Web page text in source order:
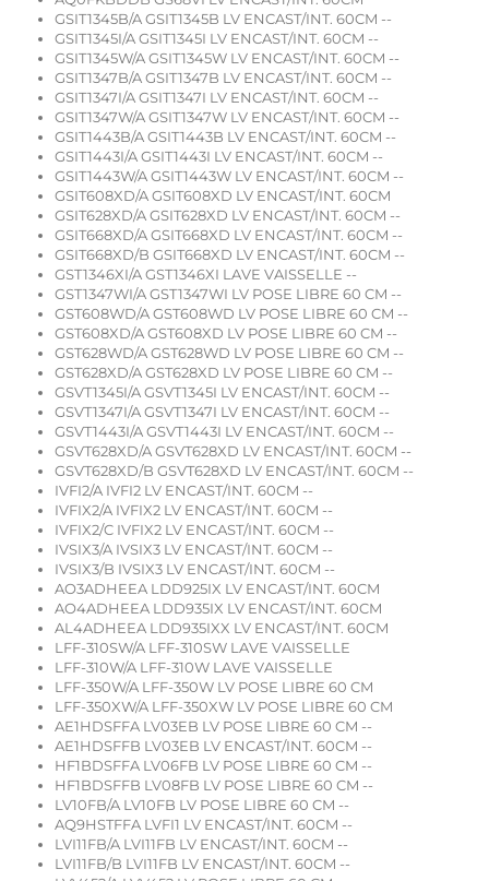
GSIT1345B/A GSIT1345B LV ENCAST/INT. 60CM --
GSIT1345I/A GSIT1345I LV ENCAST/INT. 60CM --
GSIT1345W/A GSIT1345W LV ENCAST/INT. 60CM --
GSIT1347B/A GSIT1347B LV ENCAST/INT. 60CM --
GSIT1347I/A GSIT1347I LV ENCAST/INT. 60CM --
GSIT1347W/A GSIT1347W LV ENCAST/INT. 60CM --
GSIT1443B/A GSIT1443B LV ENCAST/INT. 60CM --
GSIT1443I/A GSIT1443I LV ENCAST/INT. 60CM --
GSIT1443W/A GSIT1443W LV ENCAST/INT. 60CM --
GSIT608XD/A GSIT608XD LV ENCAST/INT. 60CM
GSIT628XD/A GSIT628XD LV ENCAST/INT. 60CM --
GSIT668XD/A GSIT668XD LV ENCAST/INT. 60CM --
GSIT668XD/B GSIT668XD LV ENCAST/INT. 60CM --
GST1346XI/A GST1346XI LAVE VAISSELLE --
GST1347WI/A GST1347WI LV POSE LIBRE 60 CM --
GST608WD/A GST608WD LV POSE LIBRE 60 CM --
GST608XD/A GST608XD LV POSE LIBRE 60 CM --
GST628WD/A GST628WD LV POSE LIBRE 60 CM --
GST628XD/A GST628XD LV POSE LIBRE 60 CM --
GSVT1345I/A GSVT1345I LV ENCAST/INT. 60CM --
GSVT1347I/A GSVT1347I LV ENCAST/INT. 60CM --
GSVT1443I/A GSVT1443I LV ENCAST/INT. 60CM --
GSVT628XD/A GSVT628XD LV ENCAST/INT. 60CM --
GSVT628XD/B GSVT628XD LV ENCAST/INT. 60CM --
IVFI2/A IVFI2 LV ENCAST/INT. 60CM --
IVFIX2/A IVFIX2 LV ENCAST/INT. 60CM --
IVFIX2/C IVFIX2 LV ENCAST/INT. 60CM --
IVSIX3/A IVSIX3 LV ENCAST/INT. 60CM --
IVSIX3/B IVSIX3 LV ENCAST/INT. 60CM --
AO3ADHEEA LDD925IX LV ENCAST/INT. 60CM
AO4ADHEEA LDD935IX LV ENCAST/INT. 60CM
AL4ADHEEA LDD935IXX LV ENCAST/INT. 60CM
LFF-310SW/A LFF-310SW LAVE VAISSELLE
LFF-310W/A LFF-310W LAVE VAISSELLE
LFF-350W/A LFF-350W LV POSE LIBRE 60 CM
LFF-350XW/A LFF-350XW LV POSE LIBRE 60 CM
AE1HDSFFA LV03EB LV POSE LIBRE 60 CM --
AE1HDSFFB LV03EB LV ENCAST/INT. 60CM --
HF1BDSFFA LV06FB LV POSE LIBRE 60 CM --
HF1BDSFFB LV08FB LV POSE LIBRE 60 CM --
LV10FB/A LV10FB LV POSE LIBRE 60 CM --
AQ9HSTFFA LVFI1 LV ENCAST/INT. 60CM --
LVI11FB/A LVI11FB LV ENCAST/INT. 60CM --
LVI11FB/B LVI11FB LV ENCAST/INT. 60CM --